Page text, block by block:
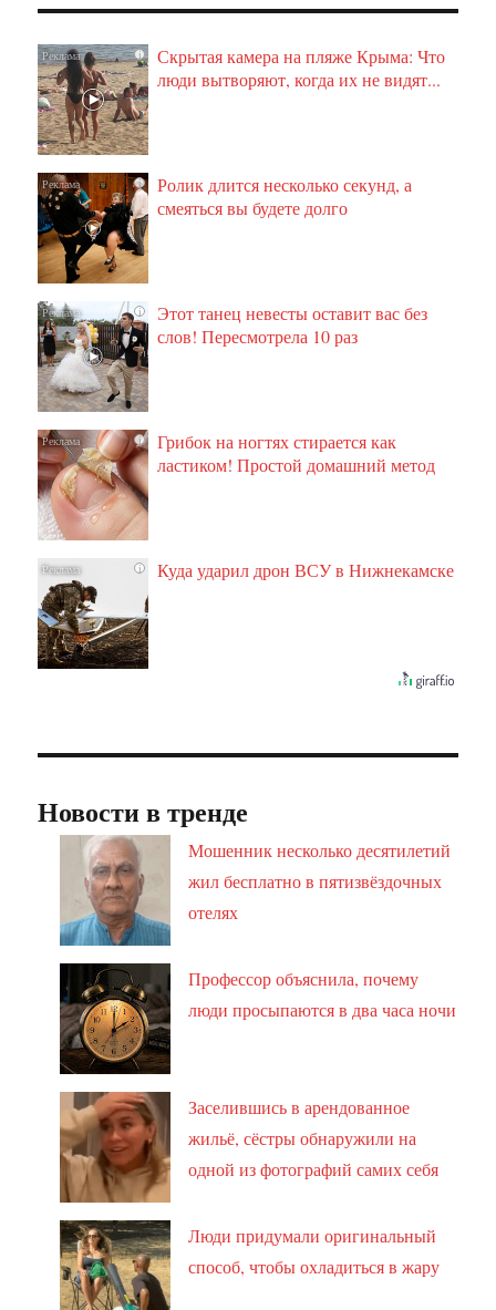
i
Скрытая камера на пляже Крыма: Что
люди вытворяют, когда их не видят...
i
Ролик длится несколько секунд, а
смеяться вы будете долго
i
Этот танец невесты оставит вас без
слов! Пересмотрела 10 раз
i
Грибок на ногтях стирается как
ластиком! Простой домашний метод
i Куда ударил дрон ВСУ в Нижнекамске
Новости в тренде
Мошенник несколько десятилетий
жил бесплатно в пятизвёздочных
отелях
Профессор объяснила, почему
люди просыпаются в два часа ночи
Заселившись в арендованное
жильё, сёстры обнаружили на
одной из фотографий самих себя
Люди придумали оригинальный
способ, чтобы охладиться в жару